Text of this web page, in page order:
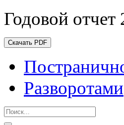
Годовой отчет
Скачать PDF
Разворотами